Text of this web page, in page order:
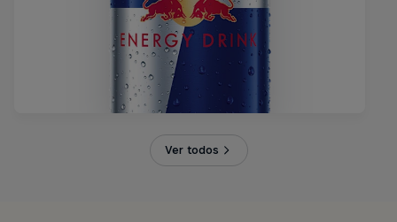
Ver todos